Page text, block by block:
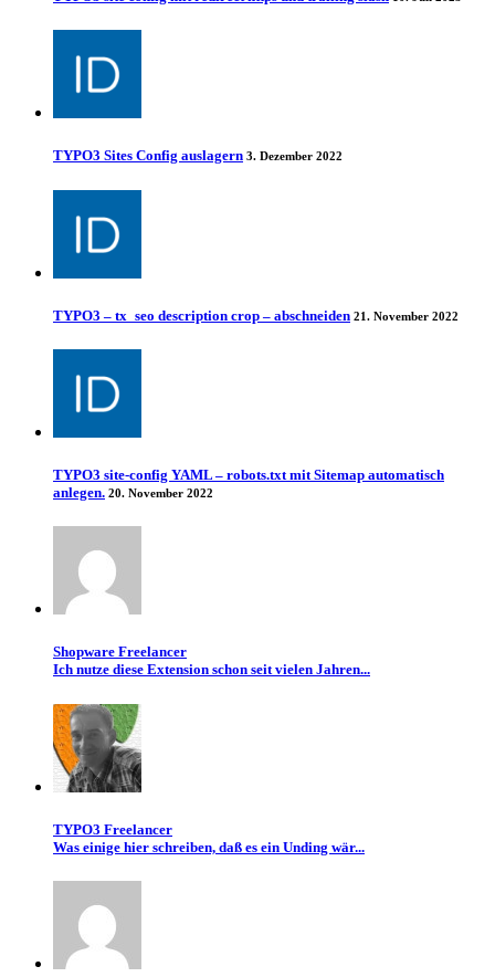
TYPO3 Sites Config auslagern 3. Dezember 2022
TYPO3 – tx_seo description crop – abschneiden 21. November 2022
TYPO3 site-config YAML – robots.txt mit Sitemap automatisch
anlegen. 20. November 2022
Shopware Freelancer
Ich nutze diese Extension schon seit vielen Jahren...
TYPO3 Freelancer
Was einige hier schreiben, daß es ein Unding wär...